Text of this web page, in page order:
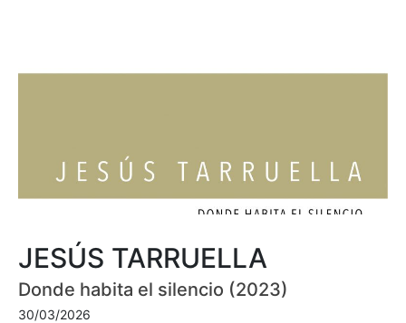
JESÚS TARRUELLA
Donde habita el silencio (2023)
30/03/2026